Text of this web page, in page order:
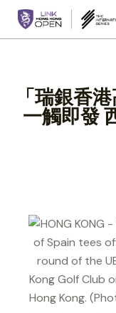
「瑞銀香
一觸即發